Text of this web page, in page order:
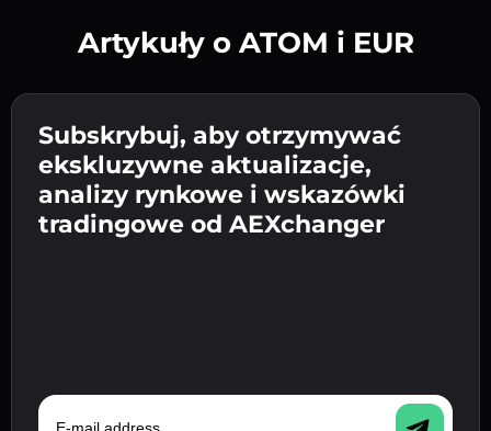
Wpisz adres swojego portfela
kryptowalutowego 👉 przejdź do następnego
kroku.
Potwierdź swoją tożsamość 👉 przejdź do
ostatniego kroku.
Wyślij depozyt 👉 odbierz kryptowalutę lub
walutę fiat w swoim portfelu.
Artykuły o ATOM i EUR
Subskrybuj, aby otrzymywać
ekskluzywne aktualizacje,
analizy rynkowe i wskazówki
tradingowe od AEXchanger
E-mail address